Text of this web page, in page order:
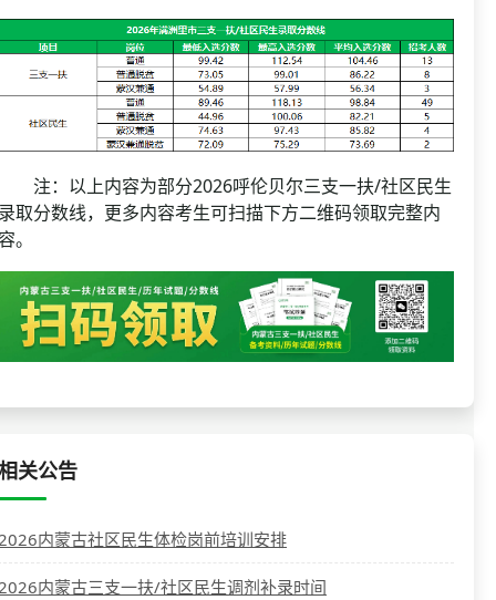
：以上内容为部分2026呼伦贝尔三支一扶/社区民生
取分数线，更多内容考生可扫描下方二维码领取完整内
。
关公告
内蒙古社区民生体检岗前培训安排
内蒙古三支一扶/社区民生调剂补录时间